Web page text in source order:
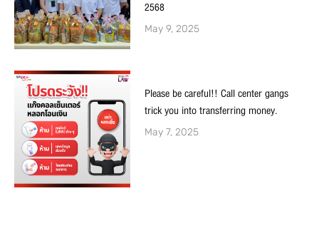
2568
May 9, 2025
Please be careful!! Call center gangs
trick you into transferring money.
May 7, 2025